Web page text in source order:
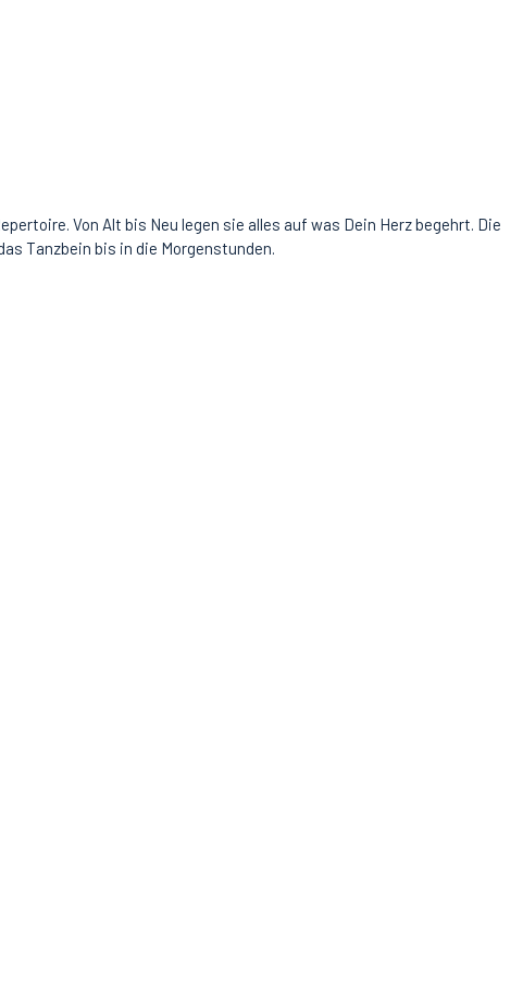
Von Alt bis Neu legen sie alles auf was Dein Herz begehrt. Die
Tanzbein bis in die Morgenstunden.